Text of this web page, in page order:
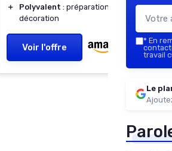
＋
Polyvalent : préparation, repas et
décoration
Voir l'offre
* En
travail
Le